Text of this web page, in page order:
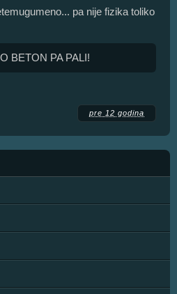
pa nije fizika toliko
BETON PA PALI!
pre 12 godina